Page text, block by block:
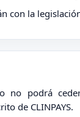
con la
no podrá
de CLINPAYS.